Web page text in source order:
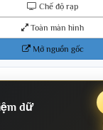
Chế độ rạp
Toàn màn hình
Mở nguồn gốc
dữ